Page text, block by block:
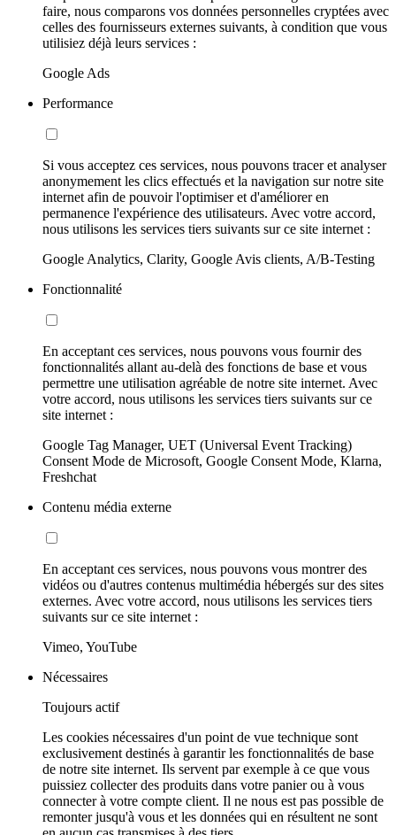
faire, nous comparons vos données personnelles cryptées avec
celles des fournisseurs externes suivants, à condition que vous
utilisiez déjà leurs services :
Google Ads
Performance
Si vous acceptez ces services, nous pouvons tracer et analyser
anonymement les clics effectués et la navigation sur notre site
internet afin de pouvoir l'optimiser et d'améliorer en
permanence l'expérience des utilisateurs. Avec votre accord,
nous utilisons les services tiers suivants sur ce site internet :
Google Analytics, Clarity, Google Avis clients, A/B-Testing
Fonctionnalité
En acceptant ces services, nous pouvons vous fournir des
fonctionnalités allant au-delà des fonctions de base et vous
permettre une utilisation agréable de notre site internet. Avec
votre accord, nous utilisons les services tiers suivants sur ce
site internet :
Google Tag Manager, UET (Universal Event Tracking)
Consent Mode de Microsoft, Google Consent Mode, Klarna,
Freshchat
Contenu média externe
En acceptant ces services, nous pouvons vous montrer des
vidéos ou d'autres contenus multimédia hébergés sur des sites
externes. Avec votre accord, nous utilisons les services tiers
suivants sur ce site internet :
Vimeo, YouTube
Nécessaires
Toujours actif
Les cookies nécessaires d'un point de vue technique sont
exclusivement destinés à garantir les fonctionnalités de base
de notre site internet. Ils servent par exemple à ce que vous
puissiez collecter des produits dans votre panier ou à vous
connecter à votre compte client. Il ne nous est pas possible de
remonter jusqu'à vous et les données qui en résultent ne sont